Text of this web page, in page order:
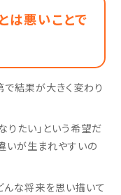
は悪いことで
結果が大きく変わり
りたい」という希望だ
いが生まれやすいの
んな将来を思い描いて